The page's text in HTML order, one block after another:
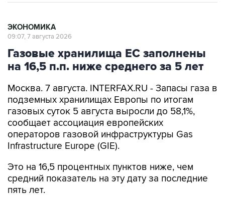
ЭКОНОМИКА
09:07, 7 августа 2026
Газовые хранилища ЕС заполнены
на 16,5 п.п. ниже среднего за 5 лет
Москва. 7 августа. INTERFAX.RU - Запасы газа в
подземных хранилищах Европы по итогам
газовых суток 5 августа выросли до 58,1%,
сообщает ассоциация европейских
операторов газовой инфраструктуры Gas
Infrastructure Europe (GIE).
Это на 16,5 процентных пунктов ниже, чем
средний показатель на эту дату за последние
пять лет.